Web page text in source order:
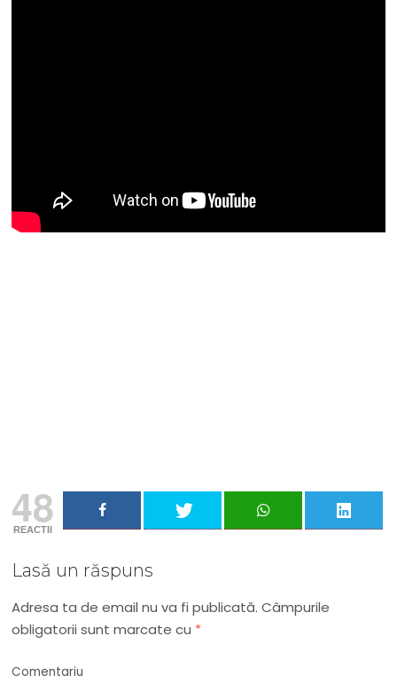
48
REACTII
Lasă un răspuns
Adresa ta de email nu va fi publicată. Câmpurile
obligatorii sunt marcate cu *
Comentariu